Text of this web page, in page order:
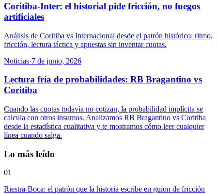
Coritiba-Inter: el historial pide fricción, no fuegos
artificiales
Análisis de Coritiba vs Internacional desde el patrón histórico: ritmo,
fricción, lectura táctica y apuestas sin inventar cuotas.
Noticias·7 de junio, 2026
Lectura fría de probabilidades: RB Bragantino vs
Coritiba
Cuando las cuotas todavía no cotizan, la probabilidad implícita se
calcula con otros insumos. Analizamos RB Bragantino vs Coritiba
desde la estadística cualitativa y te mostramos cómo leer cualquier
línea cuando salga.
Lo más leído
01
Riestra-Boca: el patrón que la historia escribe en guion de fricción